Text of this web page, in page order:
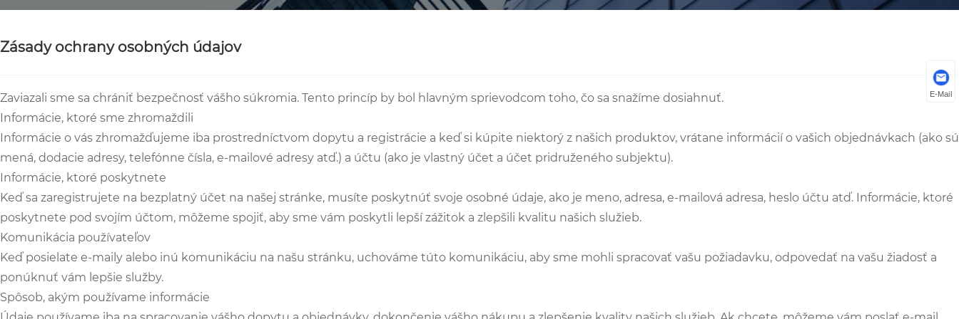
Zásady ochrany osobných údajov
Zaviazali sme sa chrániť bezpečnosť vášho súkromia. Tento princíp by bol hlavným sprievodcom toho, čo sa snažíme dosiahnuť.
Informácie, ktoré sme zhromaždili
Informácie o vás zhromažďujeme iba prostredníctvom dopytu a registrácie a keď si kúpite niektorý z našich produktov, vrátane informácií o vašich objednávkach (ako sú
mená, dodacie adresy, telefónne čísla, e-mailové adresy atď.) a účtu (ako je vlastný účet a účet pridruženého subjektu).
Informácie, ktoré poskytnete
Keď sa zaregistrujete na bezplatný účet na našej stránke, musíte poskytnúť svoje osobné údaje, ako je meno, adresa, e-mailová adresa, heslo účtu atď. Informácie, ktoré
poskytnete pod svojím účtom, môžeme spojiť, aby sme vám poskytli lepší zážitok a zlepšili kvalitu našich služieb.
Komunikácia používateľov
Keď posielate e-maily alebo inú komunikáciu na našu stránku, uchováme túto komunikáciu, aby sme mohli spracovať vašu požiadavku, odpovedať na vašu žiadosť a
ponúknuť vám lepšie služby.
Spôsob, akým používame informácie
E-Mail